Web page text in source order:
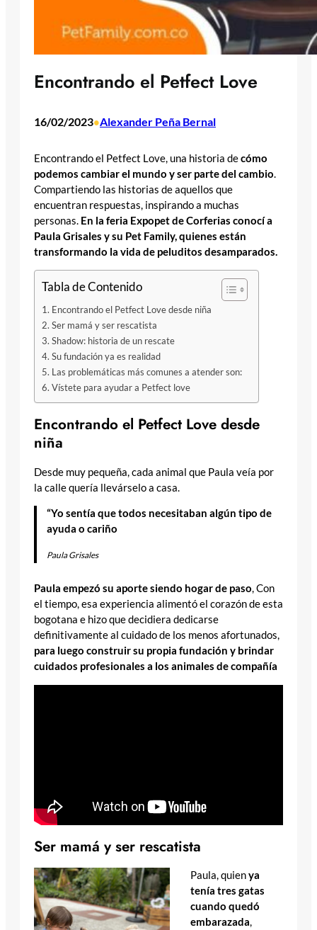
Encontrando el Petfect Love
16/02/2023•Alexander Peña Bernal
Encontrando el Petfect Love, una historia decómo
podemos cambiar el mundo y ser parte del cambio.
Compartiendo las historias de aquellos que
encuentran respuestas, inspirando a muchas
personas. En la feria Expopet de Corferias conocí a
Paula Grisales y su Pet Family, quienes están
transformando la vida de peluditos desamparados.
Tabla de Contenido
Encontrando el Petfect Love desde niña
Ser mamá y ser rescatista
Shadow: historia de un rescate
Su fundación ya es realidad
Las problemáticas más comunes a atender son:
Vístete para ayudar a Petfect love
Encontrando el Petfect Love desde
niña
Desde muy pequeña, cada animal que Paula veía por
la calle quería llevárselo a casa.
“Yo sentía que todos necesitaban algún tipo de
ayuda o cariño
Paula Grisales
Paula empezó su aporte siendo hogar de paso, Con
el tiempo, esa experiencia alimentó el corazón de esta
bogotana e hizo que decidiera dedicarse
definitivamente al cuidado de los menos afortunados,
para luego construir su propia fundación y brindar
cuidados profesionales a los animales de compañía
Ser mamá y ser rescatista
Paula, quienya
tenía tres gatas
cuando quedó
embarazada,